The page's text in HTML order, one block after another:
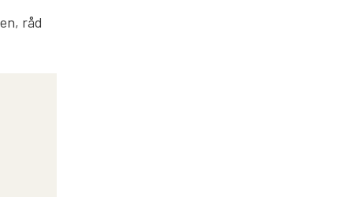
råd